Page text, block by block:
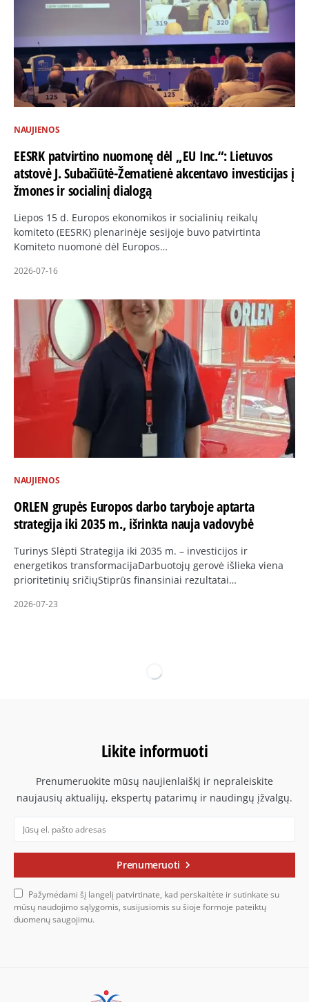
NAUJIENOS
EESRK patvirtino nuomonę dėl „EU Inc.“: Lietuvos
atstovė J. Subačiūtė-Žematienė akcentavo investicijas į
žmones ir socialinį dialogą
Liepos 15 d. Europos ekonomikos ir socialinių reikalų
komiteto (EESRK) plenarinėje sesijoje buvo patvirtinta
Komiteto nuomonė dėl Europos…
2026-07-16
NAUJIENOS
ORLEN grupės Europos darbo taryboje aptarta
strategija iki 2035 m., išrinkta nauja vadovybė
Turinys Slėpti Strategija iki 2035 m. – investicijos ir
energetikos transformacijaDarbuotojų gerovė išlieka viena
prioritetinių sričiųStiprūs finansiniai rezultatai…
2026-07-23
Likite informuoti
Prenumeruokite mūsų naujienlaiškį ir nepraleiskite
naujausių aktualijų, ekspertų patarimų ir naudingų įžvalgų.
Prenumeruoti
Pažymėdami šį langelį patvirtinate, kad perskaitėte ir sutinkate su
mūsų naudojimo sąlygomis, susijusiomis su šioje formoje pateiktų
duomenų saugojimu.